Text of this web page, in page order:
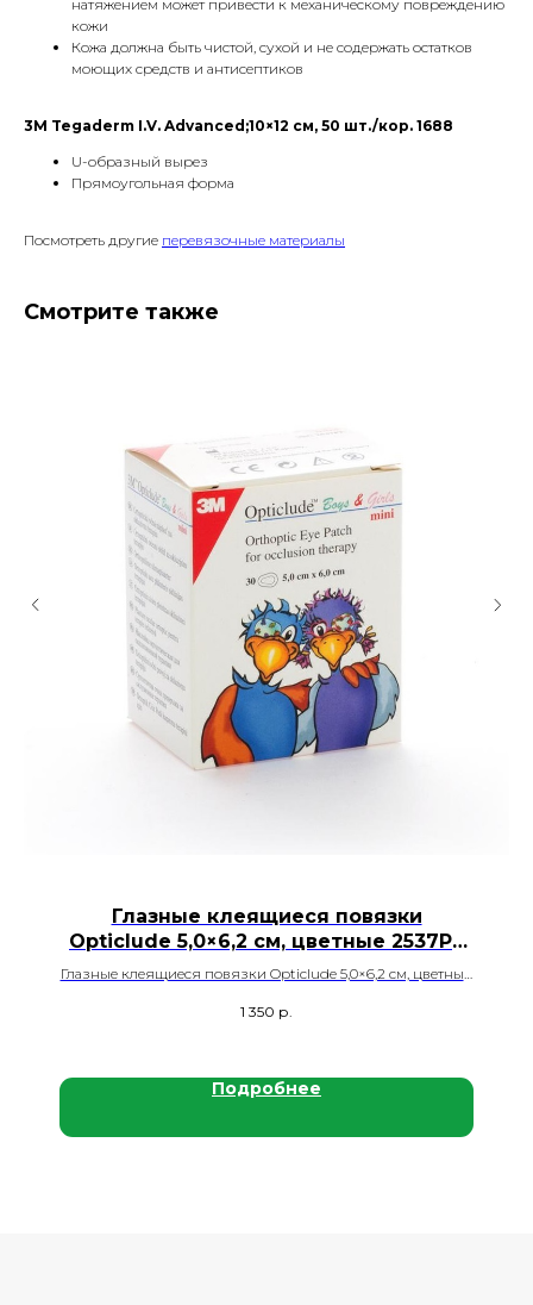
натяжением может привести к механическому повреждению
кожи
Кожа должна быть чистой, сухой и не содержать остатков
моющих средств и антисептиков
3M Tegaderm I.V. Advanced;10×12 см, 50 шт./кор. 1688
U-образный вырез
Прямоугольная форма
Посмотреть другие перевязочные материалы
Смотрите также
Глазные клеящиеся повязки
Opticlude 5,0×6,2 см, цветные 2537PE
Mini
Глазные клеящиеся повязки Opticlude 5,0×6,2 см, цветные,
1 350 р.
Подробнее